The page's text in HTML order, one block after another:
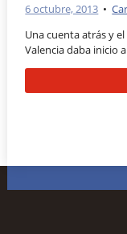
6 octubre, 2013 •
Una cuenta atrás y
Valencia daba inicio